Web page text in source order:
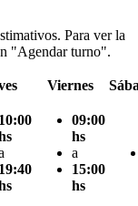
Para ver la
"Agendar turno".
Viernes
10:00
19:40
09:00
hs
a
15:00
hs